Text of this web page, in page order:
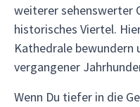
weiterer sehenswerter
historisches Viertel.
Kathedrale bewundern
vergangener
Wenn Du tiefer in die